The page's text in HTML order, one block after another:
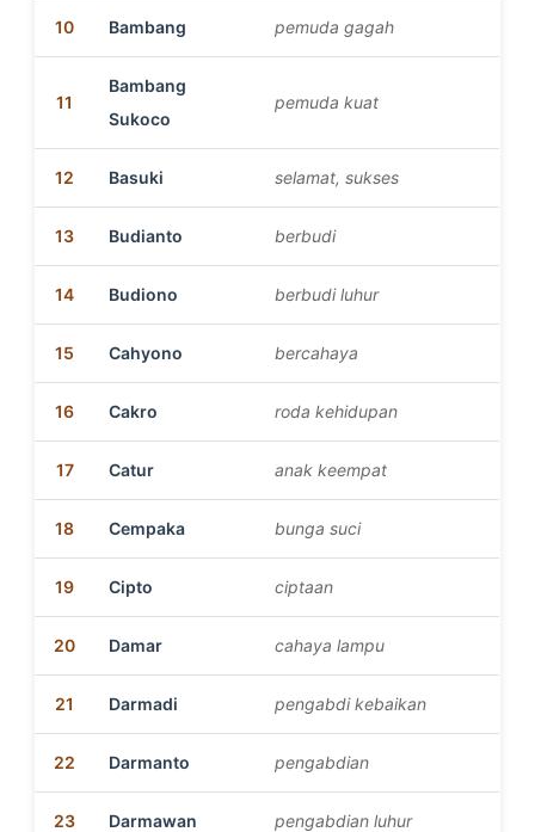
10 Bambang pemuda gagah
11
Bambang
Sukoco
pemuda kuat
12 Basuki selamat, sukses
13 Budianto berbudi
14 Budiono berbudi luhur
15 Cahyono bercahaya
16 Cakro roda kehidupan
17 Catur anak keempat
18 Cempaka bunga suci
19 Cipto ciptaan
20 Damar cahaya lampu
21 Darmadi pengabdi kebaikan
22 Darmanto pengabdian
23 Darmawan pengabdian luhur